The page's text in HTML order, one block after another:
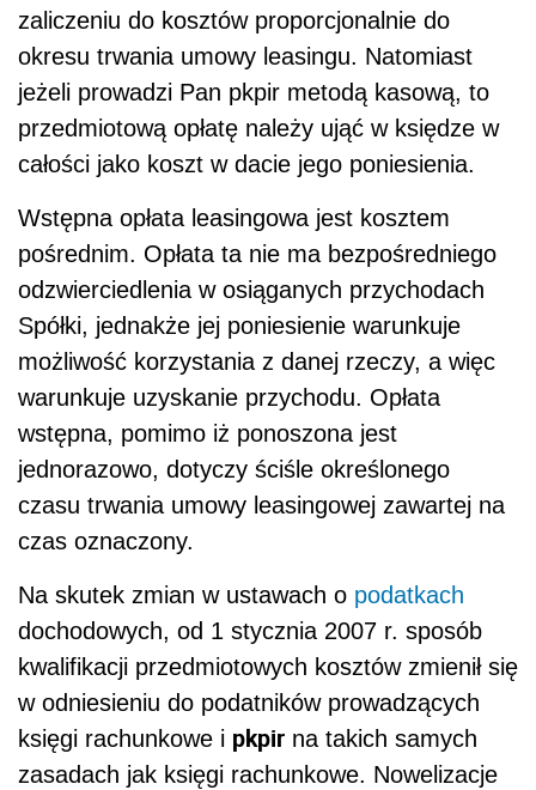
zaliczeniu do kosztów proporcjonalnie do
okresu trwania umowy leasingu. Natomiast
jeżeli prowadzi Pan pkpir metodą kasową, to
przedmiotową opłatę należy ująć w księdze w
całości jako koszt w dacie jego poniesienia.
Wstępna opłata leasingowa jest kosztem
pośrednim. Opłata ta nie ma bezpośredniego
odzwierciedlenia w osiąganych przychodach
Spółki, jednakże jej poniesienie warunkuje
możliwość korzystania z danej rzeczy, a więc
warunkuje uzyskanie przychodu. Opłata
wstępna, pomimo iż ponoszona jest
jednorazowo, dotyczy ściśle określonego
czasu trwania umowy leasingowej zawartej na
czas oznaczony.
Na skutek zmian w ustawach o podatkach
dochodowych, od 1 stycznia 2007 r. sposób
kwalifikacji przedmiotowych kosztów zmienił się
w odniesieniu do podatników prowadzących
księgi rachunkowe i pkpir na takich samych
zasadach jak księgi rachunkowe. Nowelizacje